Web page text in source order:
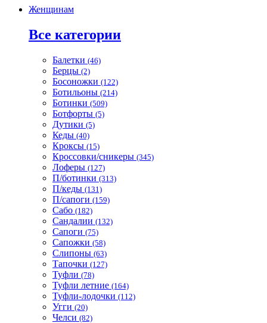
Женщинам
Все категории
Балетки (46)
Берцы (2)
Босоножки (122)
Ботильоны (214)
Ботинки (509)
Ботфорты (5)
Дутики (5)
Кеды (40)
Кроксы (15)
Кроссовки/сникеры (345)
Лоферы (127)
П/ботинки (313)
П/кеды (131)
П/сапоги (159)
Сабо (182)
Сандалии (132)
Сапоги (75)
Сапожки (58)
Слипоны (63)
Тапочки (127)
Туфли (78)
Туфли летние (164)
Туфли-лодочки (112)
Угги (20)
Челси (82)